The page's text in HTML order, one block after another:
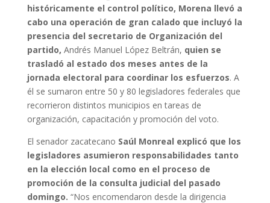
históricamente el control político, Morena llevó a
cabo una operación de gran calado que incluyó la
presencia del secretario de Organización del
partido, Andrés Manuel López Beltrán, quien se
trasladó al estado dos meses antes de la
jornada electoral para coordinar los esfuerzos. A
él se sumaron entre 50 y 80 legisladores federales que
recorrieron distintos municipios en tareas de
organización, capacitación y promoción del voto.
El senador zacatecano Saúl Monreal explicó que los
legisladores asumieron responsabilidades tanto
en la elección local como en el proceso de
promoción de la consulta judicial del pasado
domingo. “Nos encomendaron desde la dirigencia